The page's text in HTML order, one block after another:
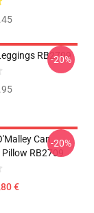
RB2709
-20%
Can
RB2709
€
-20%